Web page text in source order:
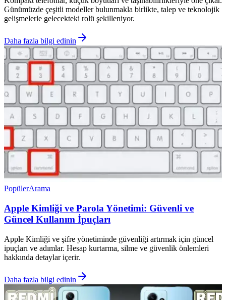
Günümüzde çeşitli modeller bulunmakla birlikte, talep ve teknolojik
gelişmelerle gelecekteki rolü şekilleniyor.
Daha fazla bilgi edinin
PopülerArama
Apple Kimliği ve Parola Yönetimi: Güvenli ve
Güncel Kullanım İpuçları
Apple Kimliği ve şifre yönetiminde güvenliği artırmak için güncel
ipuçları ve adımlar. Hesap kurtarma, silme ve güvenlik önlemleri
hakkında detaylar içerir.
Daha fazla bilgi edinin